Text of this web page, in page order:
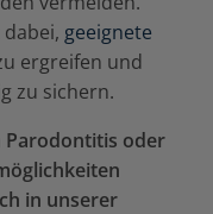
geeignete
ergreifen und
zu sichern.
Parodontitis oder
in unserer